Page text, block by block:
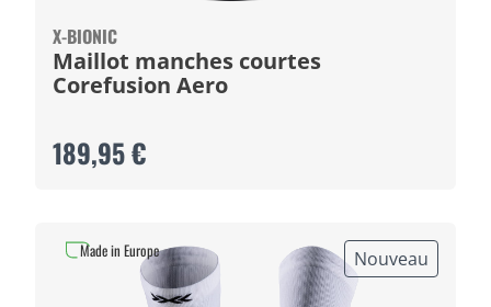
X-BIONIC
Maillot manches courtes
Corefusion Aero
189,95 €
Nouveau
Made in Europe